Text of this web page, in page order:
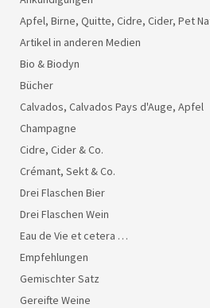
Apfel, Birne, Quitte, Cidre, Cider, Pet
Artikel in anderen Medien
Bio & Biodyn
Bücher
Calvados, Calvados Pays d'Auge, Apfel
Champagne
Cidre, Cider & Co.
Crémant, Sekt & Co.
Drei Flaschen Bier
Drei Flaschen Wein
Eau de Vie et cetera …
Empfehlungen
Gemischter Satz
Gereifte Weine